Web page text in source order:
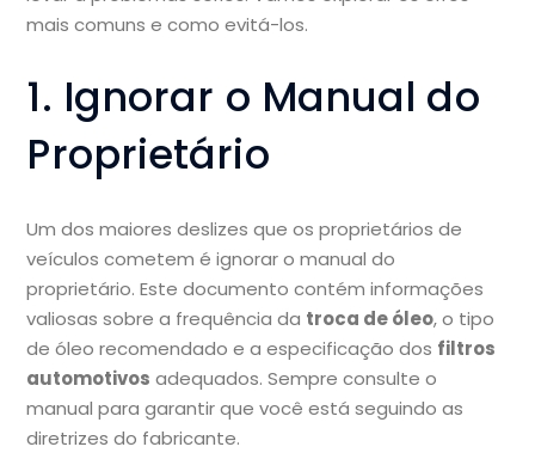
mais comuns e como evitá-los.
1. Ignorar o Manual do
Proprietário
Um dos maiores deslizes que os proprietários de
veículos cometem é ignorar o manual do
proprietário. Este documento contém informações
valiosas sobre a frequência da troca de óleo, o tipo
de óleo recomendado e a especificação dos filtros
automotivos adequados. Sempre consulte o
manual para garantir que você está seguindo as
diretrizes do fabricante.